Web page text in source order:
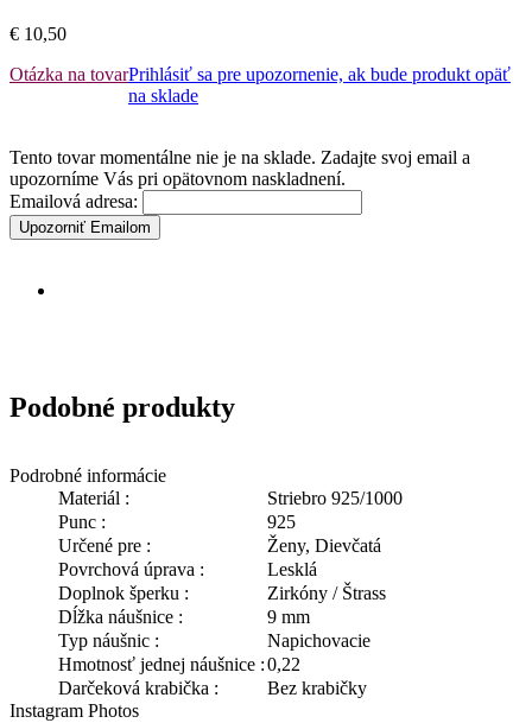
€ 10,50
Otázka na tovarPrihlásiť sa pre upozornenie, ak bude produkt opäť
na sklade
Tento tovar momentálne nie je na sklade. Zadajte svoj email a
upozorníme Vás pri opätovnom naskladnení.
Emailová adresa:
Upozorniť Emailom
Podrobné informácie
Materiál :
Striebro 925/1000
Punc :
925
Určené pre :
Ženy, Dievčatá
Povrchová úprava :
Lesklá
Doplnok šperku :
Zirkóny / Štrass
Dĺžka náušnice :
9 mm
Typ náušnic :
Napichovacie
Hmotnosť jednej náušnice :0,22
Darčeková krabička :
Bez krabičky
Instagram Photos
Podobné produkty